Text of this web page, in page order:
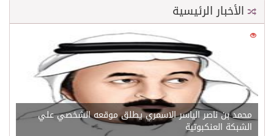
الأخبار الرئيسية
21673
محمد بن ناصر الياسر الاسمري يطلق موقعه الشخصي علي
الشبكة العنكبوتية